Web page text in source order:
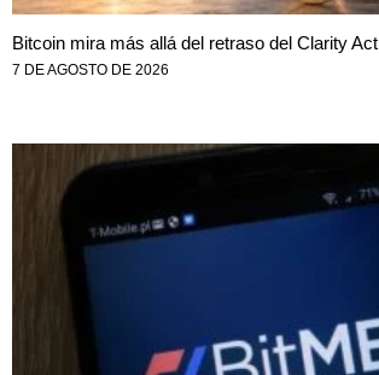
Bitcoin mira más allá del retraso del Clarity Act
7 DE AGOSTO DE 2026